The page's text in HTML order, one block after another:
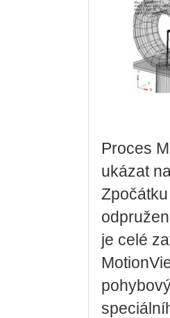
Proces
ukázat
je celé